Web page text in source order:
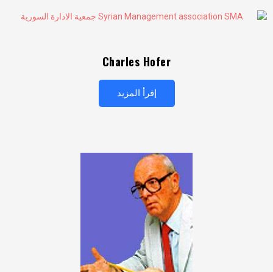
Charles Hofer
إقرأ المزيد